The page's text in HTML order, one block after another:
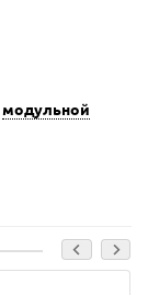
модульной